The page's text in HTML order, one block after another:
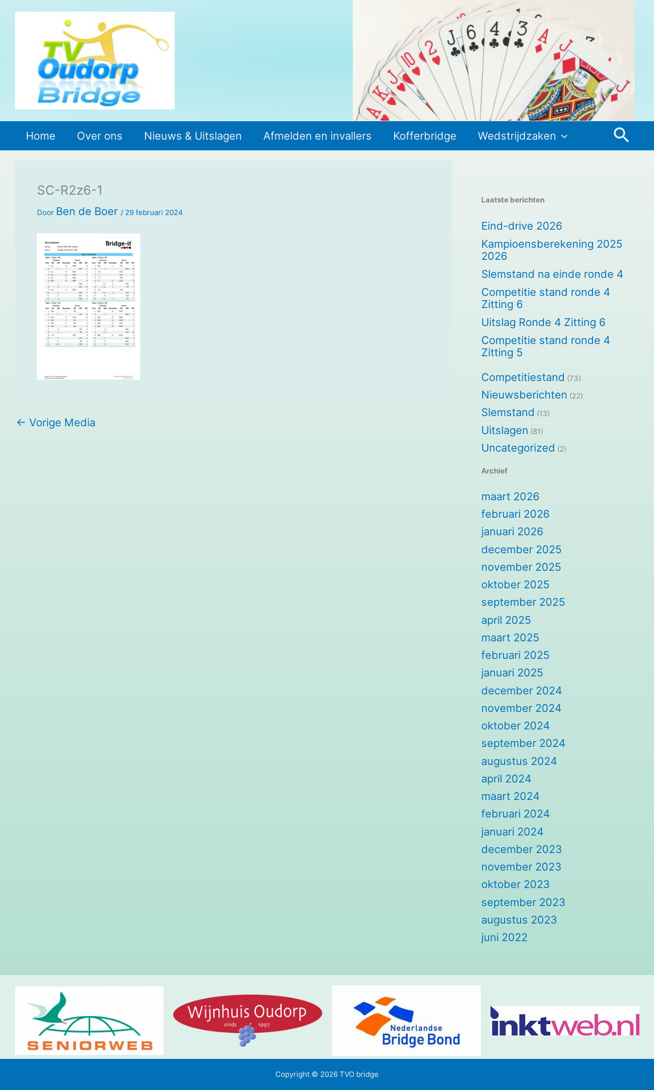
Home Over ons Nieuws & Uitslagen Afmelden en invallers Kofferbridge Wedstrijdzaken
SC-R2z6-1
Door Ben de Boer / 29 februari 2024
← Vorige Media
Laatste berichten
Eind-drive 2026
Kampioensberekening 2025
2026
Slemstand na einde ronde 4
Competitie stand ronde 4
Zitting 6
Uitslag Ronde 4 Zitting 6
Competitie stand ronde 4
Zitting 5
Competitiestand (73)
Nieuwsberichten (22)
Slemstand (13)
Uitslagen (81)
Uncategorized (2)
Archief
maart 2026
februari 2026
januari 2026
december 2025
november 2025
oktober 2025
september 2025
april 2025
maart 2025
februari 2025
januari 2025
december 2024
november 2024
oktober 2024
september 2024
augustus 2024
april 2024
maart 2024
februari 2024
januari 2024
december 2023
november 2023
oktober 2023
september 2023
augustus 2023
juni 2022
Copyright © 2026 TVO bridge